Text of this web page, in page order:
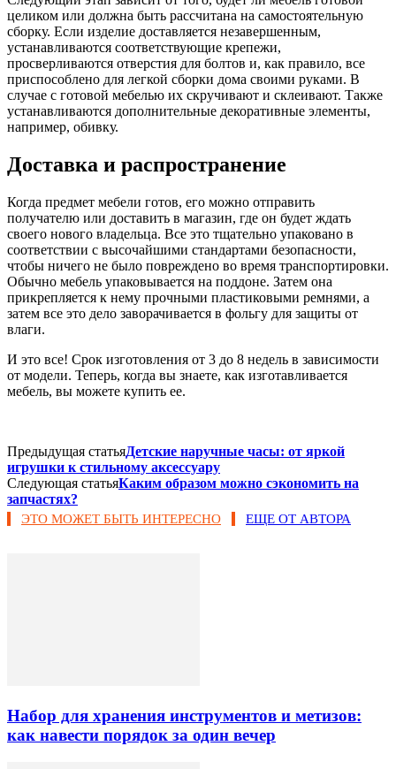
целиком или должна быть рассчитана на самостоятельную
сборку. Если изделие доставляется незавершенным,
устанавливаются соответствующие крепежи,
просверливаются отверстия для болтов и, как правило, все
приспособлено для легкой сборки дома своими руками. В
случае с готовой мебелью их скручивают и склеивают. Также
устанавливаются дополнительные декоративные элементы,
например, обивку.
Доставка и распространение
Когда предмет мебели готов, его можно отправить
получателю или доставить в магазин, где он будет ждать
своего нового владельца. Все это тщательно упаковано в
соответствии с высочайшими стандартами безопасности,
чтобы ничего не было повреждено во время транспортировки.
Обычно мебель упаковывается на поддоне. Затем она
прикрепляется к нему прочными пластиковыми ремнями, а
затем все это дело заворачивается в фольгу для защиты от
влаги.
И это все! Срок изготовления от 3 до 8 недель в зависимости
от модели. Теперь, когда вы знаете, как изготавливается
мебель, вы можете купить ее.
Предыдущая статьяДетские наручные часы: от яркой
игрушки к стильному аксессуару
Следующая статьяКаким образом можно сэкономить на
запчастях?
ЭТО МОЖЕТ БЫТЬ ИНТЕРЕСНО ЕЩЕ ОТ АВТОРА
Набор для хранения инструментов и метизов:
как навести порядок за один вечер